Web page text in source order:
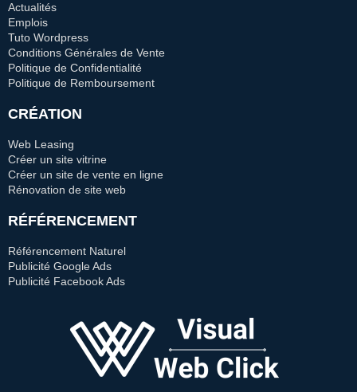
Actualités
Emplois
Tuto Wordpress
Conditions Générales de Vente
Politique de Confidentialité
Politique de Remboursement
CRÉATION
Web Leasing
Créer un site vitrine
Créer un site de vente en ligne
Rénovation de site web
RÉFÉRENCEMENT
Référencement Naturel
Publicité Google Ads
Publicité Facebook Ads